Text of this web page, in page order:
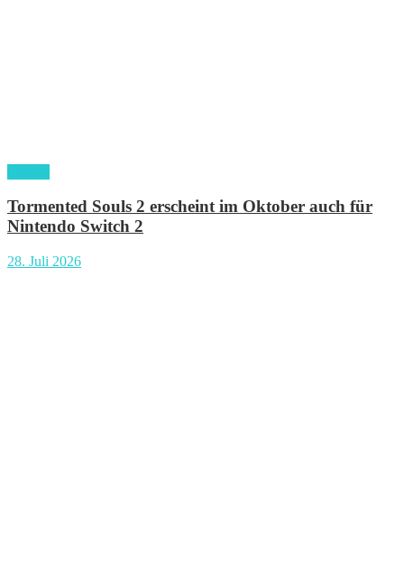
Tormented Souls 2 erscheint im Oktober auch für
Nintendo Switch 2
28. Juli 2026